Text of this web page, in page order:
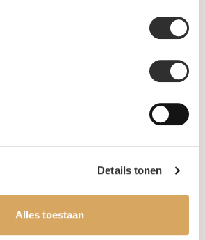
Details tonen
Alles toestaan
18k
Op voorraad
ROOS1835 Ring 18k
Roségoud met diamant
1 2